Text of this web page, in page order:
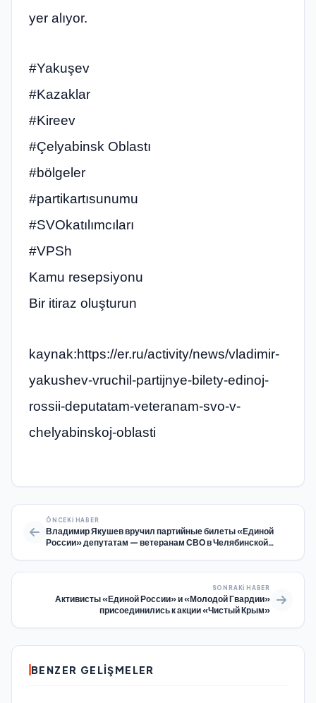
yer alıyor.
#Yakuşev
#Kazaklar
#Kireev
#Çelyabinsk Oblastı
#bölgeler
#partikartısunumu
#SVOkatılımcıları
#VPSh
Kamu resepsiyonu
Bir itiraz oluşturun
kaynak:https://er.ru/activity/news/vladimir-
yakushev-vruchil-partijnye-bilety-edinoj-
rossii-deputatam-veteranam-svo-v-
chelyabinskoj-oblasti
ÖNCEKI HABER
Владимир Якушев вручил партийные билеты «Единой
России» депутатам — ветеранам СВО в Челябинской
SONRAKI HABER
Активисты «Единой России» и «Молодой Гвардии»
присоединились к акции «Чистый Крым»
BENZER GELIŞMELER